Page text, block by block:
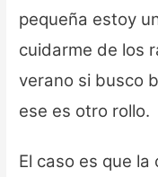
pequeña estoy
cuidarme de los
verano si busco
ese es otro rollo.
El caso es que la